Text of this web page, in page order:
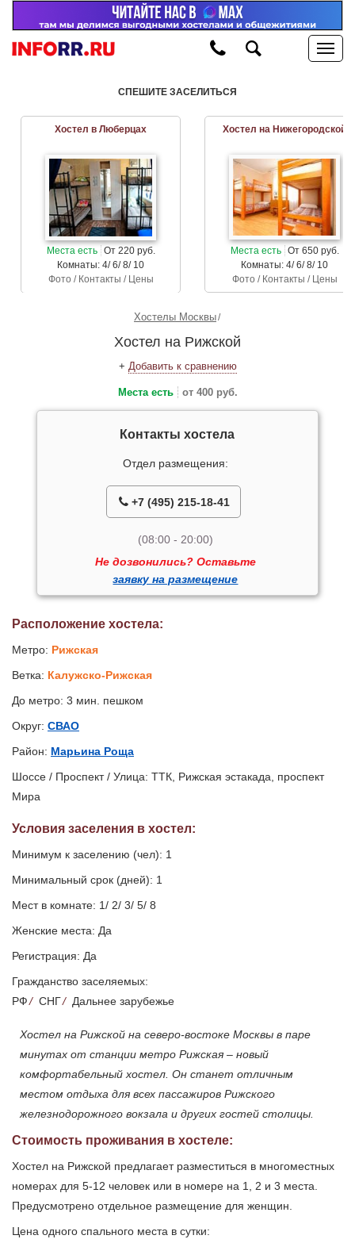
СПЕШИТЕ ЗАСЕЛИТЬСЯ
Хостел в Люберцах
Места есть От 220 руб.
Комнаты: 4/ 6/ 8/ 10
Фото / Контакты / Цены
Хостел на Нижегородской
Места есть От 650 руб.
Комнаты: 4/ 6/ 8/ 10
Фото / Контакты / Цены
Хостелы Москвы
Хостел на Рижской
+ Добавить к сравнению
Места есть от 400 руб.
Контакты хостела
Отдел размещения:
+7 (495) 215-18-41
(08:00 - 20:00)
Не дозвонились? Оставьте
заявку на размещение
Расположение хостела:
Метро: Рижская
Ветка: Калужско-Рижская
До метро: 3 мин. пешком
Округ: СВАО
Район: Марьина Роща
Шоссе / Проспект / Улица: ТТК, Рижская эстакада, проспект
Мира
Условия заселения в хостел:
Минимум к заселению (чел): 1
Минимальный срок (дней): 1
Мест в комнате: 1/ 2/ 3/ 5/ 8
Женские места: Да
Регистрация: Да
Гражданство заселяемых:
РФ/ СНГ/ Дальнее зарубежье
Хостел на Рижской на северо-востоке Москвы в паре
минутах от станции метро Рижская – новый
комфортабельный хостел. Он станет отличным
местом отдыха для всех пассажиров Рижского
железнодорожного вокзала и других гостей столицы.
Стоимость проживания в хостеле:
Хостел на Рижской предлагает разместиться в многоместных
номерах для 5-12 человек или в номере на 1, 2 и 3 места.
Предусмотрено отдельное размещение для женщин.
Цена одного спального места в сутки: